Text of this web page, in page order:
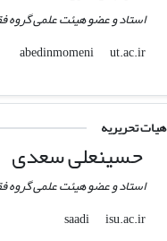
استاد و عضو هیئت علمی گروه
abedinmomeni
ut.ac.ir
هیات تحریریه
حسینعلی سعدی
استاد و عضو هیئت علمی گروه
saadi
isu.ac.ir